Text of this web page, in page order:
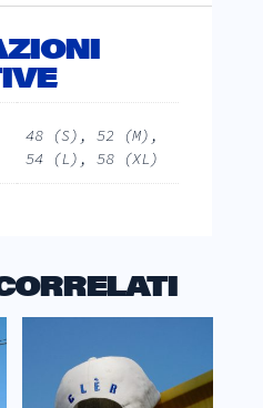
48 (S), 52 (M),
54 (L), 58 (XL)